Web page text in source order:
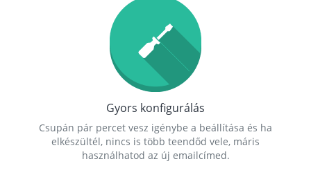
Gyors konfigurálás
Csupán pár percet vesz igénybe a beállítása és ha
elkészültél, nincs is több teendőd vele, máris
használhatod az új emailcímed.